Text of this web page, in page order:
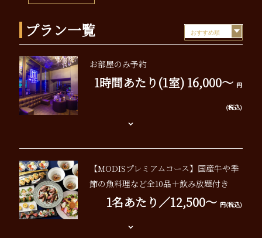
プラン一覧
お部屋のみ予約
1時間あたり(1室) 16,000～ 円
(税込)
【MODISプレミアムコース】国産牛や季
節の魚料理など全10品＋飲み放題付き
1名あたり／12,500～ 円(税込)